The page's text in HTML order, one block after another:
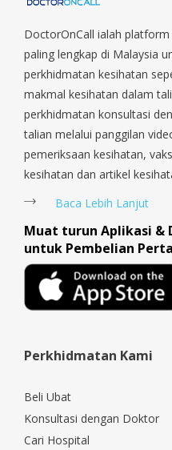
DoctorOnCall ialah
paling lengkap di Malaysia
perkhidmatan kesihatan
makmal kesihatan dalam
perkhidmatan konsultasi
talian melalui panggilan
pemeriksaan kesihatan,
kesihatan dan artikel
Baca Lebih Lanjut
Muat turun Aplikasi &
untuk Pembelian
Perkhidmatan Kami
Beli Ubat
Konsultasi dengan Doktor
Cari Hospital